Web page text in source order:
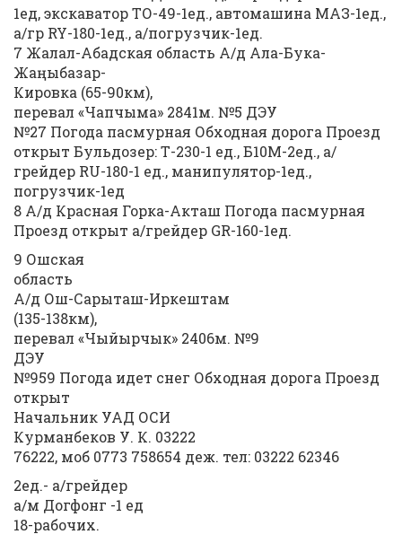
1ед, экскаватор ТО-49-1ед., автомашина МАЗ-1ед.,
а/гр RY-180-1ед., а/погрузчик-1ед.
7 Жалал-Абадская область А/д Ала-Бука-
Жаңыбазар-
Кировка (65-90км),
перевал «Чапчыма» 2841м. №5 ДЭУ
№27 Погода пасмурная Обходная дорога Проезд
открыт Бульдозер: Т-230-1 ед., Б10М-2ед., а/
грейдер RU-180-1 ед., манипулятор-1ед.,
погрузчик-1ед
8 А/д Красная Горка-Акташ Погода пасмурная
Проезд открыт а/грейдер GR-160-1ед.
9 Ошская
область
А/д Ош-Сарыташ-Иркештам
(135-138км),
перевал «Чыйырчык» 2406м. №9
ДЭУ
№959 Погода идет снег Обходная дорога Проезд
открыт
Начальник УАД ОСИ
Курманбеков У. К. 03222
76222, моб 0773 758654 деж. тел: 03222 62346
2ед.- а/грейдер
а/м Догфонг -1 ед
18-рабочих.